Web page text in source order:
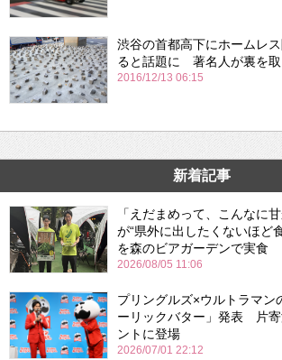
渋谷の首都高下にホームレ
ると話題に 著名人が裏を取
2016/12/13 06:15
新着記事
「えだまめって、こんなに
が“県外に出したくないほど
を森のビアガーデンで実食
2026/08/05 11:06
プリングルズ×ウルトラマン
ーリックバター」発表 片
ントに登場
2026/07/01 22:12